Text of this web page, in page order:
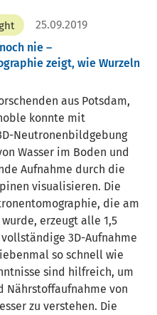
25.09.2019
nie –
zeigt, wie Wurzeln
aus Potsdam,
konnte mit
Neutronenbildgebung
Wasser im Boden und
Aufnahme durch die
visualisieren. Die
die am
erzeugt alle 1,5
3D-Aufnahme
so schnell wie
sind hilfreich, um
Nährstoffaufnahme von
zu verstehen. Die